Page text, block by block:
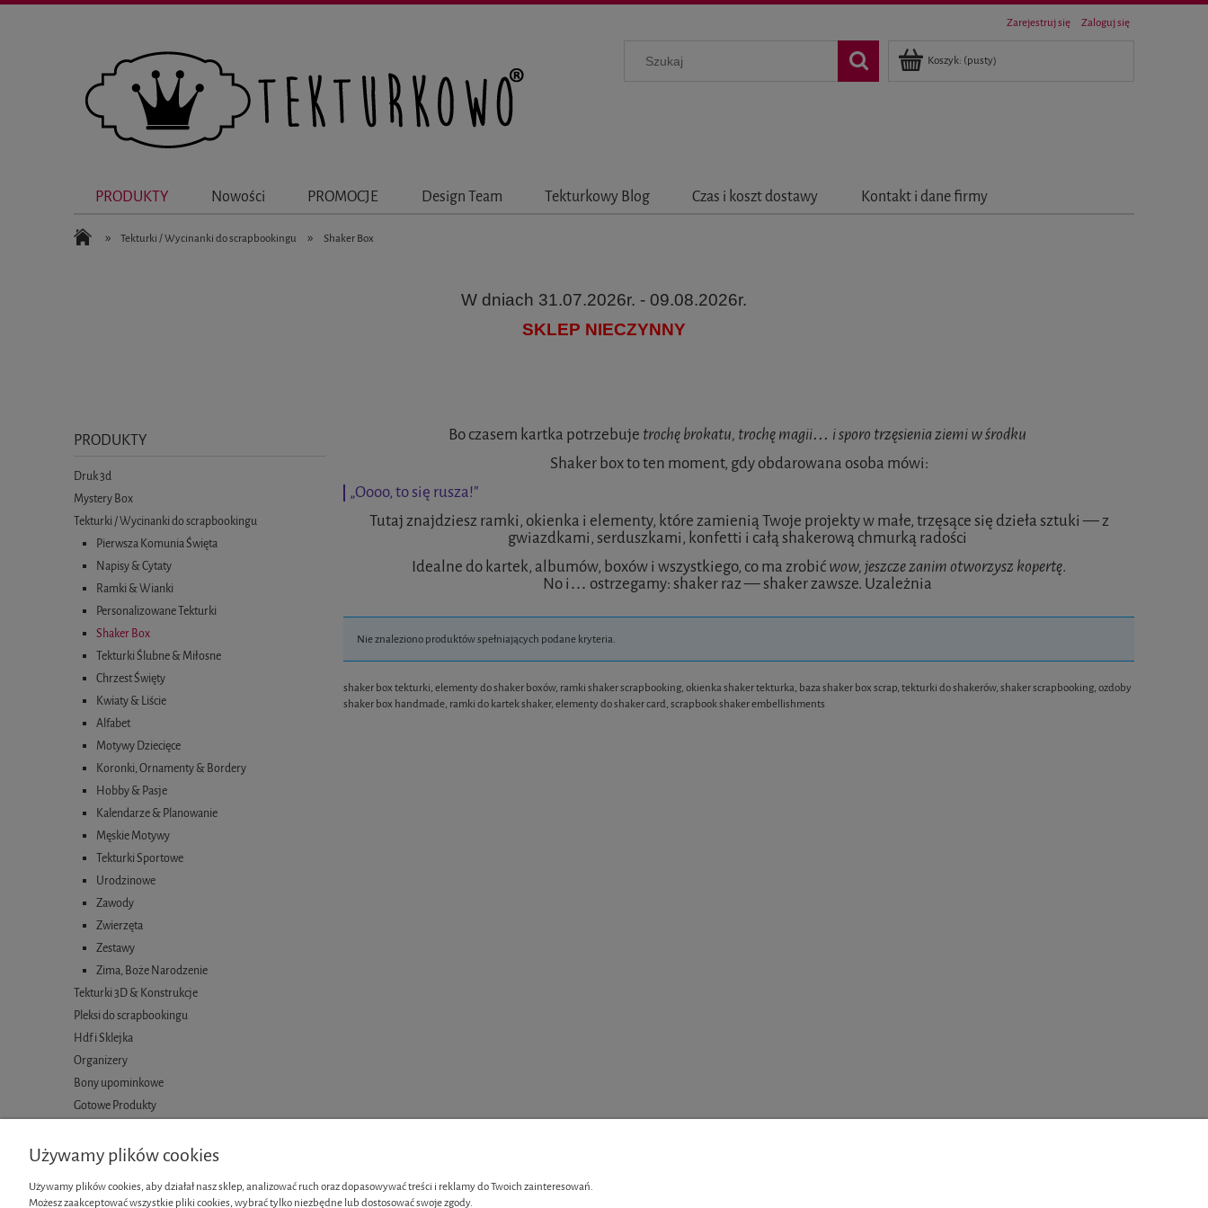
Zarejestruj się Zaloguj się
Koszyk: (pusty)
PRODUKTY Nowości PROMOCJE Design Team Tekturkowy Blog Czas i koszt dostawy Kontakt i dane firmy
» Tekturki / Wycinanki do scrapbookingu » Shaker Box
W dniach 31.07.2026r. - 09.08.2026r.
SKLEP NIECZYNNY
PRODUKTY
Druk 3d
Mystery Box
Tekturki / Wycinanki do scrapbookingu
Pierwsza Komunia Święta
Napisy & Cytaty
Ramki & Wianki
Personalizowane Tekturki
Shaker Box
Tekturki Ślubne & Miłosne
Chrzest Święty
Kwiaty & Liście
Alfabet
Motywy Dziecięce
Koronki, Ornamenty & Bordery
Hobby & Pasje
Kalendarze & Planowanie
Męskie Motywy
Tekturki Sportowe
Urodzinowe
Zawody
Zwierzęta
Zestawy
Zima, Boże Narodzenie
Tekturki 3D & Konstrukcje
Pleksi do scrapbookingu
Hdf i Sklejka
Organizery
Bony upominkowe
Gotowe Produkty
Bo czasem kartka potrzebuje trochę brokatu, trochę magii… i sporo trzęsienia ziemi w środku
Shaker box to ten moment, gdy obdarowana osoba mówi:
„Oooo, to się rusza!”
Tutaj znajdziesz ramki, okienka i elementy, które zamienią Twoje projekty w małe, trzęsące się dzieła sztuki — z
gwiazdkami, serduszkami, konfetti i całą shakerową chmurką radości
Idealne do kartek, albumów, boxów i wszystkiego, co ma zrobićwow, jeszcze zanim otworzysz kopertę.
No i… ostrzegamy: shaker raz — shaker zawsze. Uzależnia
Nie znaleziono produktów spełniających podane kryteria.
shaker box tekturki, elementy do shaker boxów, ramki shaker scrapbooking, okienka shaker tekturka, baza shaker box scrap, tekturki do shakerów, shaker scrapbooking, ozdoby
shaker box handmade, ramki do kartek shaker, elementy do shaker card, scrapbook shaker embellishments
Używamy plików cookies
Używamy plików cookies, aby działał nasz sklep, analizować ruch oraz dopasowywać treści i reklamy do Twoich zainteresowań.
Możesz zaakceptować wszystkie pliki cookies, wybrać tylko niezbędne lub dostosować swoje zgody.